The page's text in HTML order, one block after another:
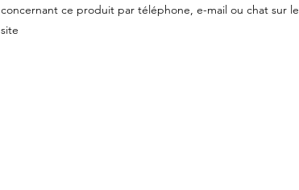
concernant ce produit par téléphone, e-mail ou chat sur le
site